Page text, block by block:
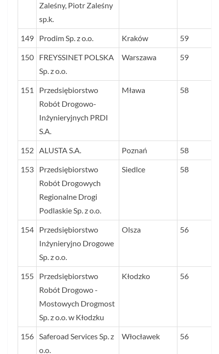
Zaleśny, Piotr Zaleśny
sp.k.
149 Prodim Sp. z o.o. Kraków 59
150
FREYSSINET POLSKA
Sp. z o.o.
Warszawa 59
151
Przedsiębiorstwo
Robót Drogowo-
Inżynieryjnych PRDI
S.A.
Mława 58
152 ALUSTA S.A. Poznań 58
153
Przedsiębiorstwo
Robót Drogowych
Regionalne Drogi
Podlaskie Sp. z o.o.
Siedlce 58
154
Przedsiębiorstwo
Inżynieryjno Drogowe
Sp. z o.o.
Olsza 56
155
Przedsiębiorstwo
Robót Drogowo -
Mostowych Drogmost
Sp. z o.o. w Kłodzku
Kłodzko 56
156 Saferoad Services Sp. z
o.o.
Włocławek 56